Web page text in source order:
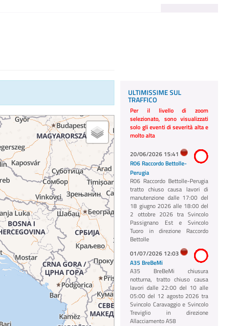
ULTIMISSIME SUL
TRAFFICO
Per il livello di zoom
selezionato, sono visualizzati
solo gli eventi di severità alta e
molto alta
20/06/2026 15:41
R06 Raccordo Bettolle-
Perugia
R06 Raccordo Bettolle-Perugia
tratto chiuso causa lavori di
manutenzione dalle 17:00 del
18 giugno 2026 alle 18:00 del
2 ottobre 2026 tra Svincolo
Passignano Est e Svincolo
Tuoro in direzione Raccordo
Bettolle
01/07/2026 12:03
A35 BreBeMi
A35 BreBeMi chiusura
notturna, tratto chiuso causa
lavori dalle 22:00 del 10 alle
05:00 del 12 agosto 2026 tra
Svincolo Caravaggio e Svincolo
Treviglio in direzione
Allacciamento A58